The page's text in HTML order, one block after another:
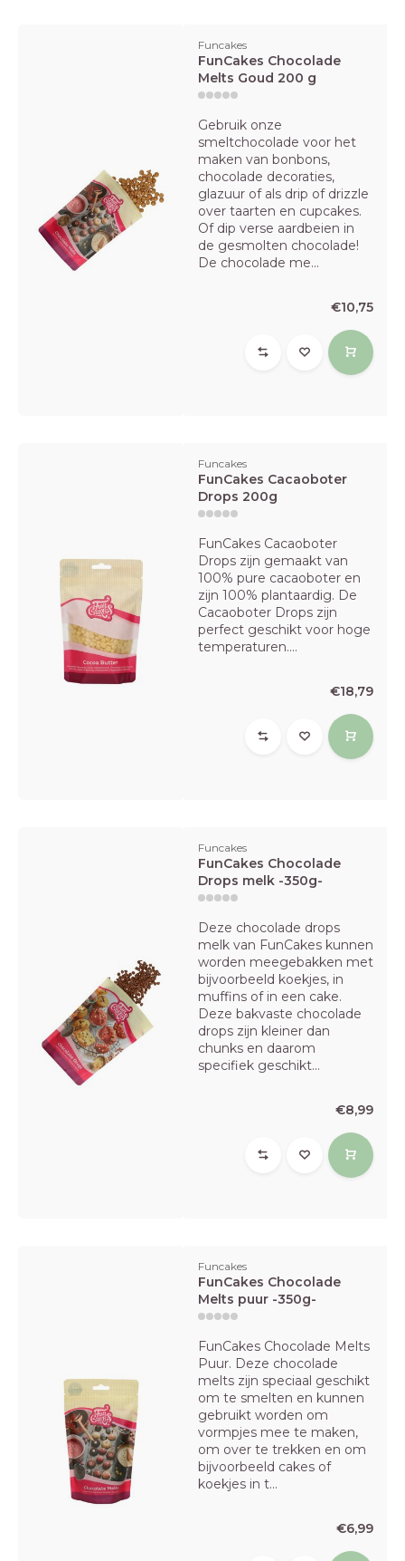
Funcakes
FunCakes Chocolade
Melts Goud 200 g
Gebruik onze
smeltchocolade voor het
maken van bonbons,
chocolade decoraties,
glazuur of als drip of drizzle
over taarten en cupcakes.
Of dip verse aardbeien in
de gesmolten chocolade!
De chocolade me...
€10,75
Funcakes
FunCakes Cacaoboter
Drops 200g
FunCakes Cacaoboter
Drops zijn gemaakt van
100% pure cacaoboter en
zijn 100% plantaardig. De
Cacaoboter Drops zijn
perfect geschikt voor hoge
temperaturen....
€18,79
Funcakes
FunCakes Chocolade
Drops melk -350g-
Deze chocolade drops
melk van FunCakes kunnen
worden meegebakken met
bijvoorbeeld koekjes, in
muffins of in een cake.
Deze bakvaste chocolade
drops zijn kleiner dan
chunks en daarom
specifiek geschikt...
€8,99
Funcakes
FunCakes Chocolade
Melts puur -350g-
FunCakes Chocolade Melts
Puur. Deze chocolade
melts zijn speciaal geschikt
om te smelten en kunnen
gebruikt worden om
vormpjes mee te maken,
om over te trekken en om
bijvoorbeeld cakes of
koekjes in t...
€6,99